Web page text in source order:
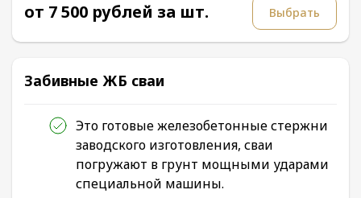
от 7 500 рублей за шт. Выбрать
Забивные ЖБ сваи
Это готовые железобетонные стержни
заводского изготовления, сваи
погружают в грунт мощными ударами
специальной машины.